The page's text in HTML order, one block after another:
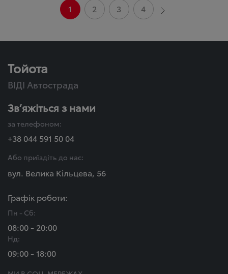
1 2 3 4
Тойота
ВІДІ Автострада
Зв’яжіться з нами
за телефоном:
+38 044 591 50 04
Або приїздіть до нас:
вул. Велика Кільцева, 56
Графік роботи:
Пн - Сб:
08:00 - 20:00
Нд:
09:00 - 18:00